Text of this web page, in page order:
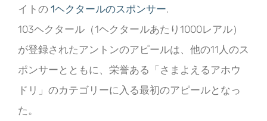
イトの 1ヘクタールのスポンサー.
103ヘクタール（1ヘクタールあたり1000レアル）
が登録されたアントンのアピールは、他の11人のス
ポンサーとともに、栄誉ある「さまよえるアホウ
ドリ」のカテゴリーに入る最初のアピールとなっ
た。